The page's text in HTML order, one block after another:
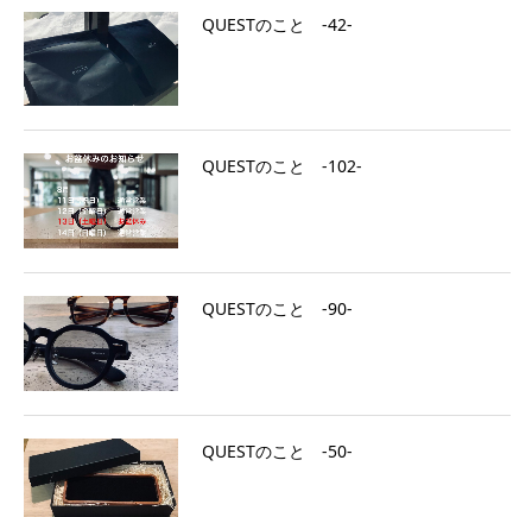
QUESTのこと ‐42‐
QUESTのこと ‐102‐
QUESTのこと ‐90‐
QUESTのこと ‐50‐